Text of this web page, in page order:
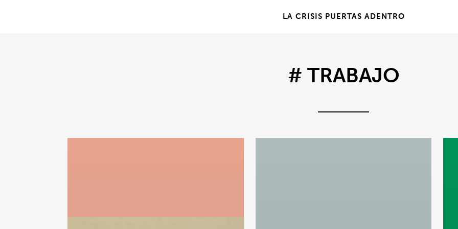
LA CRISIS PUERTAS ADENTRO
# TRABAJO